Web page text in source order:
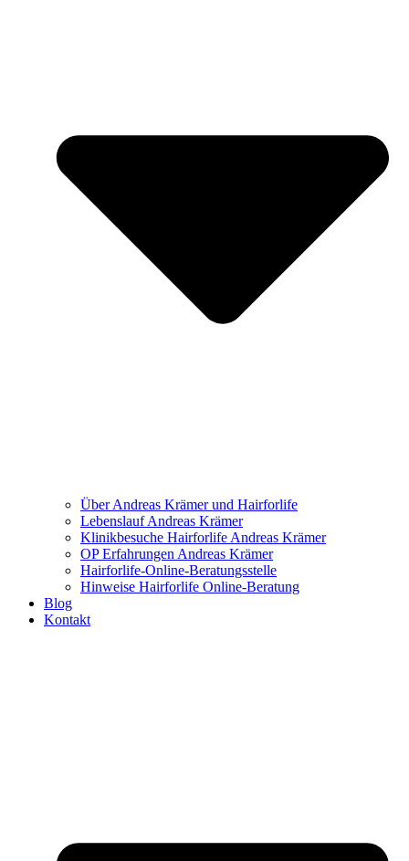
Über Andreas Krämer und Hairforlife
Lebenslauf Andreas Krämer
Klinikbesuche Hairforlife Andreas Krämer
OP Erfahrungen Andreas Krämer
Hairforlife-Online-Beratungsstelle
Hinweise Hairforlife Online-Beratung
Blog
Kontakt